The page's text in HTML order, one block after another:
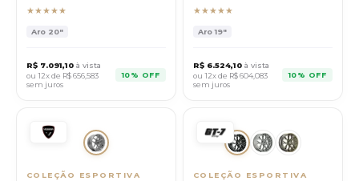
★★★★★
Aro 20"
R$ 7.091,10 à vista
ou 12x de R$656,583
sem juros
10% OFF
★★★★★
Aro19"
R$ 6.524,10 à vista
ou 12x de R$604,083
sem juros
10% OFF
COLEÇÃO ESPORTIVA COLEÇÃO ESPORTIVA